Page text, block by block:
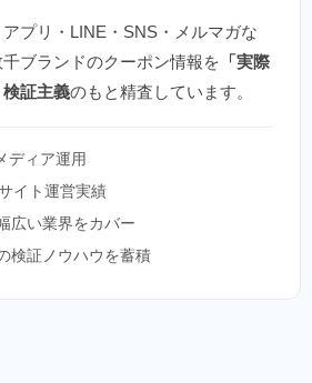
プリ・LINE・SNS・メルマガな
ブランドのクーポン情報を 「実際
証主義のもと精査しています。
ディア運用
イト運営実績
広い業界をカバー
検証ノウハウを蓄積